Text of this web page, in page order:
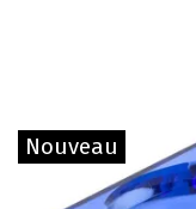
Nouveau